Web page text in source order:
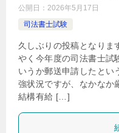
公開日： 2026年5月17日
司法書士試験
久しぶりの投稿となりま
やく今年度の司法書士試
いうか郵送申請したとい
強状況ですが、なかなか
結構有給 […]